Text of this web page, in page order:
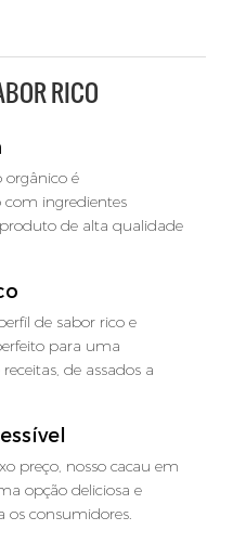
RICO
orgânico é
ingredientes
de alta qualidade
de sabor rico e
para uma
de assados ​​a
preço, nosso cacau em
opção deliciosa e
os consumidores.